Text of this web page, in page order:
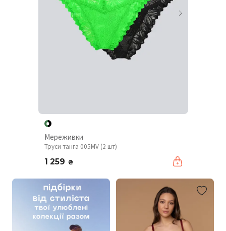
Мереживки
Труси танга 005MV (2 шт)
1 259 ₴